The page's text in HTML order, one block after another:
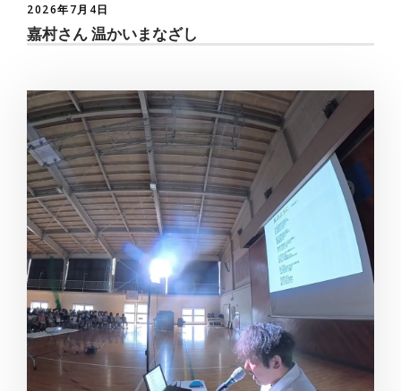
2026年7月4日
嘉村さん 温かいまなざし